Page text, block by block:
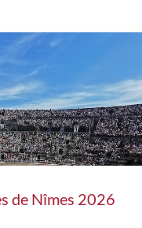
de Nîmes 2026
incontournables à visiter
Général